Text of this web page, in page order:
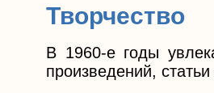
Творчество
В 1960-е годы
произведений,